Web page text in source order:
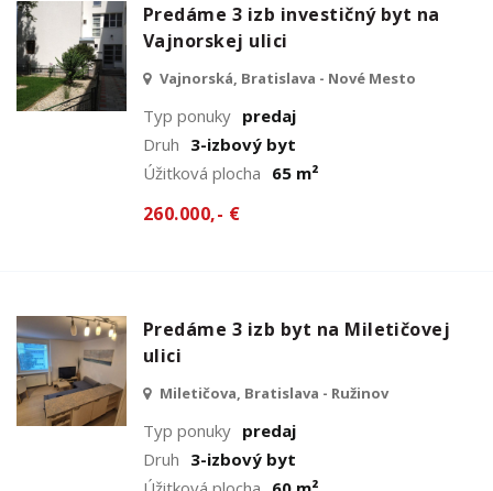
Predáme 3 izb investičný byt na
Vajnorskej ulici
Vajnorská, Bratislava - Nové Mesto
Typ ponuky predaj
Druh 3-izbový byt
Úžitková plocha 65 m²
260.000,- €
Predáme 3 izb byt na Miletičovej
ulici
Miletičova, Bratislava - Ružinov
Typ ponuky predaj
Druh 3-izbový byt